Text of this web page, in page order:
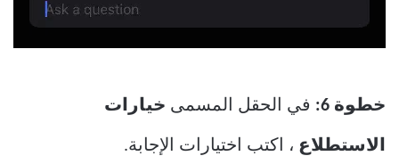
خطوة 6: في الحقل المسمى خيارات
الاستطلاع ، اكتب اختيارات الإجابة.